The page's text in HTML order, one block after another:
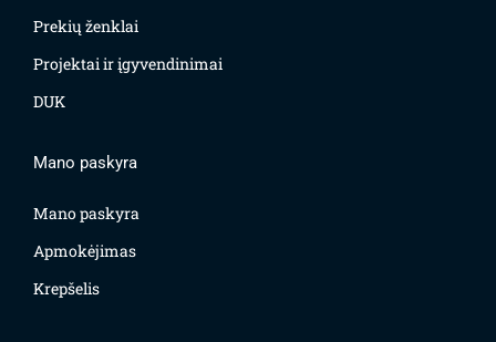
Prekių ženklai
Projektai ir įgyvendinimai
DUK
Mano paskyra
Mano paskyra
Apmokėjimas
Krepšelis